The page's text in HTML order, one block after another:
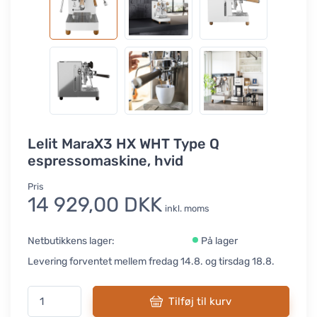
Lelit MaraX3 HX WHT Type Q
espressomaskine, hvid
Pris
14 929,00 DKK inkl. moms
Netbutikkens lager:
På lager
Levering forventet mellem fredag 14.8. og tirsdag 18.8.
Tilføj til kurv